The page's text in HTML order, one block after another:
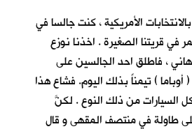
الأمريكية ، كنت جالسا في
في قريتنا الصغيرة . اخذنا نوزع
، فاطلق احد الجالسين على
) تيمناً بذلك اليوم. فشاع هذا
السيارات من ذلك النوع . لكنَّ
طاولة في منتصف المقهى و قال